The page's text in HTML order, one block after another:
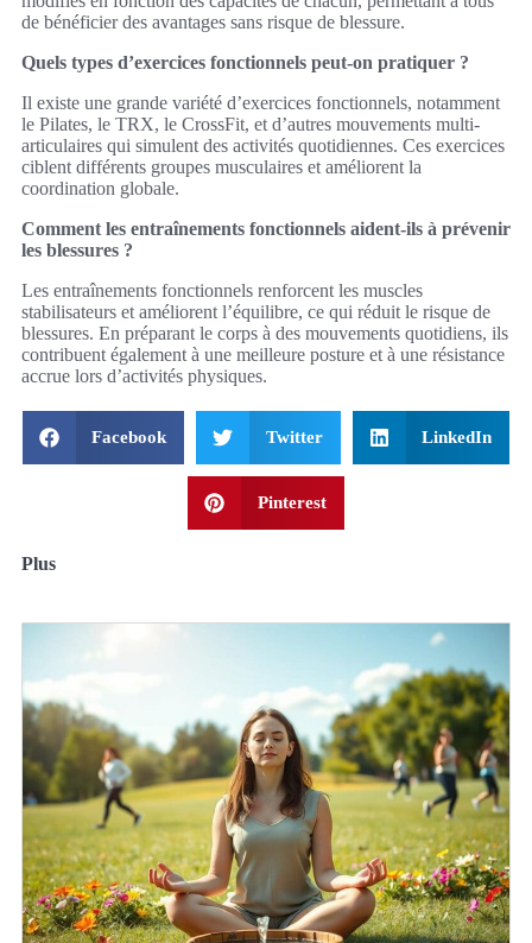
de bénéficier des avantages sans risque de blessure.
Quels types d’exercices fonctionnels peut-on pratiquer ?
Il existe une grande variété d’exercices fonctionnels, notamment
le Pilates, le TRX, le CrossFit, et d’autres mouvements multi-
articulaires qui simulent des activités quotidiennes. Ces exercices
ciblent différents groupes musculaires et améliorent la
coordination globale.
Comment les entraînements fonctionnels aident-ils à prévenir
les blessures ?
Les entraînements fonctionnels renforcent les muscles
stabilisateurs et améliorent l’équilibre, ce qui réduit le risque de
blessures. En préparant le corps à des mouvements quotidiens, ils
contribuent également à une meilleure posture et à une résistance
accrue lors d’activités physiques.
Facebook Twitter LinkedIn
Pinterest
Plus